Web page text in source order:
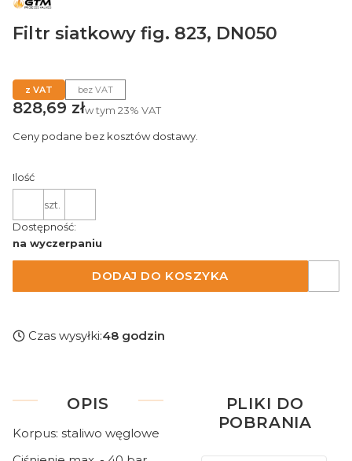
Filtr siatkowy fig. 823, DN050
z VAT bez VAT
Cena
828,69 złw tym 23% VAT
Ceny podane bez kosztów dostawy.
Ilość
szt.
Dostępność:
na wyczerpaniu
DODAJ DO KOSZYKA
Czas wysyłki:48 godzin
OPIS
Korpus: staliwo węglowe
PLIKI DO
POBRANIA